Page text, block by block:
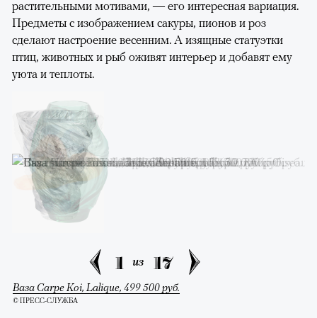
растительными мотивами, — его интересная вариация.
Предметы с изображением сакуры, пионов и роз
сделают настроение весенним. А изящные статуэтки
птиц, животных и рыб оживят интерьер и добавят ему
уюта и теплоты.
1 из 17
Ваза Carpe Koi, Lalique, 499 500 руб.
© ПРЕСС-СЛУЖБА